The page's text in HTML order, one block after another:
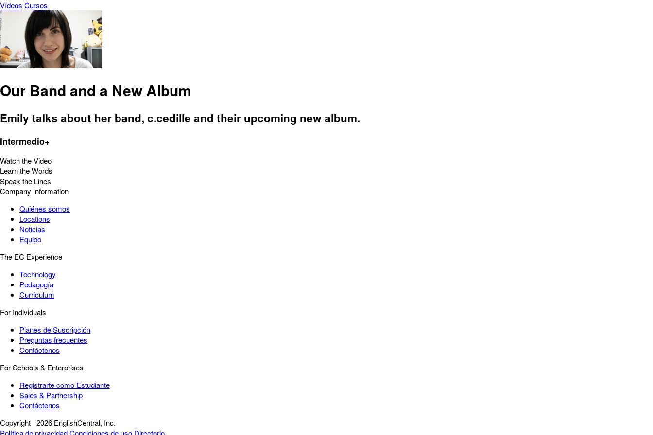
Vídeos Cursos
Our Band and a New Album
Emily talks about her band, c.cedille and their upcoming new album.
Intermedio+
Watch the Video
Learn the Words
Speak the Lines
Company Information
Quiénes somos
Locations
Noticias
Equipo
The EC Experience
Technology
Pedagogía
Curriculum
For Individuals
Planes de Suscripción
Preguntas frecuentes
Contáctenos
For Schools & Enterprises
Registrarte como Estudiante
Sales & Partnership
Contáctenos
Copyright 2026 EnglishCentral, Inc.